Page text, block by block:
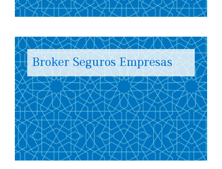
Broker Seguros Empresas